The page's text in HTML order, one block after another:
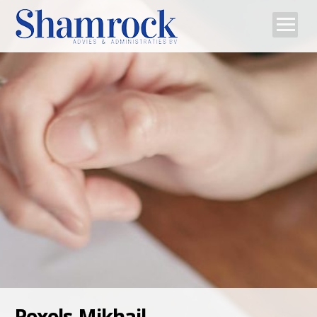
Home
Diensten
Tips
Contact